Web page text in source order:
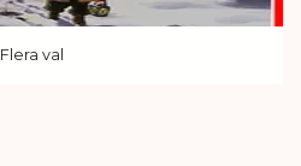
Flera val